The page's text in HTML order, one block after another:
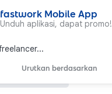
fastwork Mobile App
Unduh aplikasi, dapat promo!
Urutkan berdasarkan